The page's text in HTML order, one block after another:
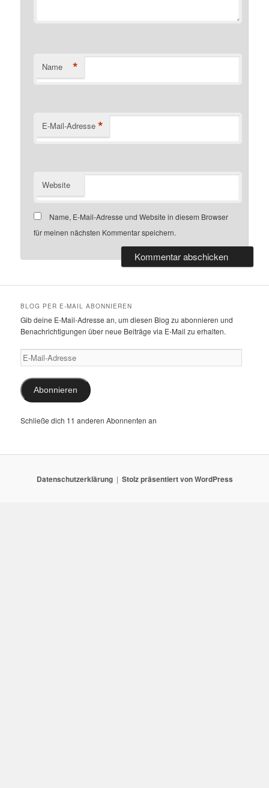
Name *
E-Mail-Adresse *
Website
Name, E-Mail-Adresse und Website in diesem Browser
für meinen nächsten Kommentar speichern.
BLOG PER E-MAIL ABONNIEREN
Gib deine E-Mail-Adresse an, um diesen Blog zu abonnieren und
Benachrichtigungen über neue Beiträge via E-Mail zu erhalten.
E-
Mail-
Adresse
Abonnieren
Schließe dich 11 anderen Abonnenten an
Datenschutzerklärung Stolz präsentiert von WordPress